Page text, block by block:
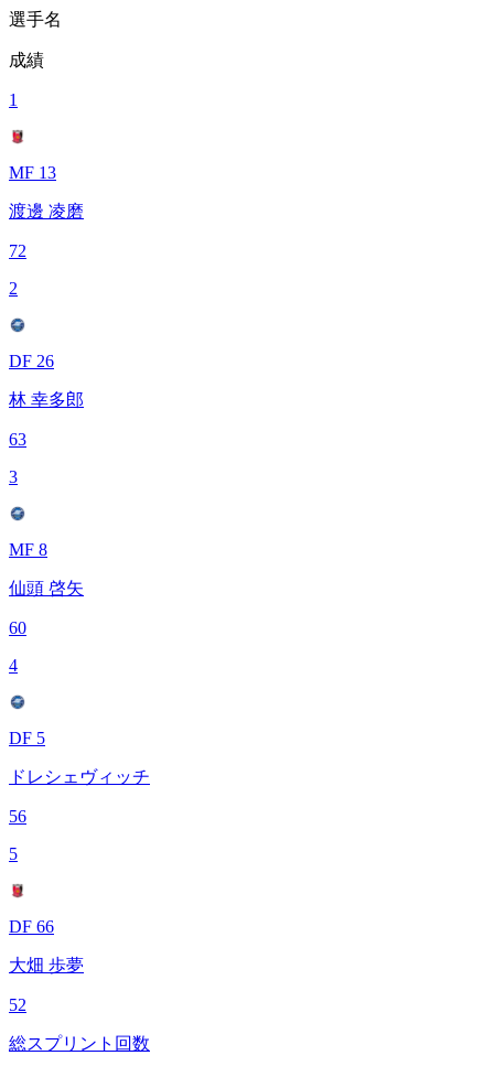
選手名
成績
1
MF 13
渡邊 凌磨
72
2
DF 26
林 幸多郎
63
3
MF 8
仙頭 啓矢
60
4
DF 5
ドレシェヴィッチ
56
5
DF 66
大畑 歩夢
52
総スプリント回数